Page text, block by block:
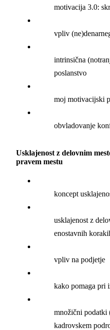
motivacija 3.0:
vpliv
intrinsična
poslanstvo
moj motivacijski
obvladovanje
Usklajenost z delovnim
pravem mestu
koncept
usklajenost z
enostavnih
vpliv na podjetje
kako pomaga pri
množični podatki
kadrovskem